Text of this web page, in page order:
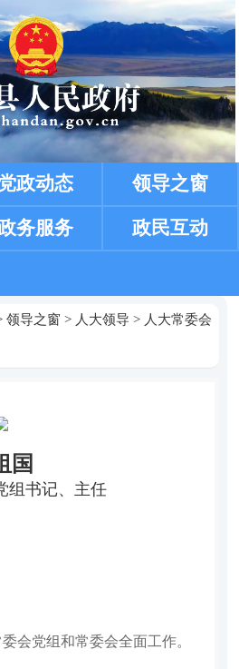
政动态 领导之窗
务服务 政民互动
领导之窗 > 人大领导 > 人大常委会
国
组书记、主任
会党组和常委会全面工作。